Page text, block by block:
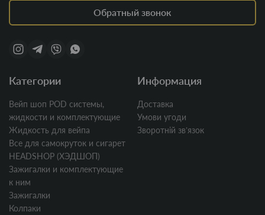
Обратный звонок
Категории
Вейп шоп POD системы,
жидкости и комплектующие
Жидкость для вейпа
Все для самокруток и сигарет
HEADSHOP (ХЭДШОП)
Зажигалки и комплектующие
к ним
Зажигалки
Колпаки
Информация
Доставка
Умови угоди
Зворотній звʼязок